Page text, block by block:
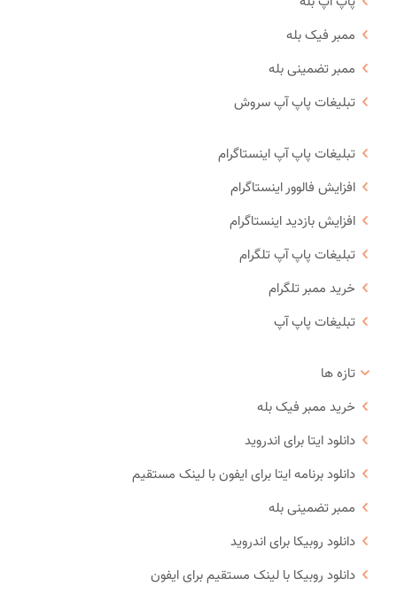
ممبر فیک بله
ممبر تضمینی بله
تبلیغات پاپ آپ سروش
تبلیغات پاپ آپ اینستاگرام
افزایش فالوور اینستاگرام
افزایش بازدید اینستاگرام
تبلیغات پاپ آپ تلگرام
خرید ممبر تلگرام
تبلیغات پاپ آپ
تازه ها
خرید ممبر فیک بله
دانلود ایتا برای اندروید
دانلود برنامه ایتا برای ایفون با لینک مستقیم
ممبر تضمینی بله
دانلود روبیکا برای اندروید
دانلود روبیکا با لینک مستقیم برای ایفون